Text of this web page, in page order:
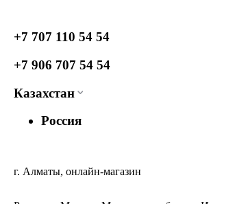
+7 707 110 54 54
+7 906 707 54 54
Казахстан
Россия
г. Алматы, онлайн-магазин